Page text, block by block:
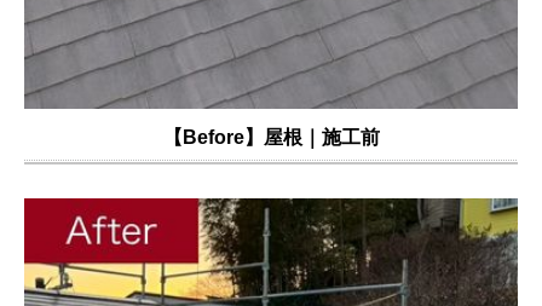
【Before】屋根｜施工前